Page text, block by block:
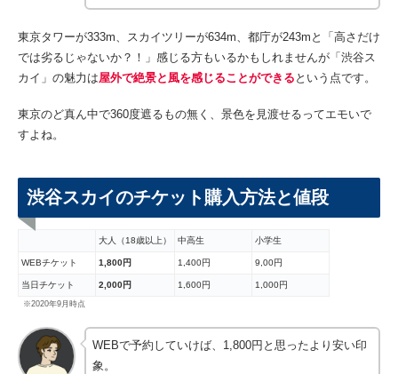
東京タワーが333m、スカイツリーが634m、都庁が243mと「高さだけ
では劣るじゃないか？！」感じる方もいるかもしれませんが「渋谷ス
カイ」の魅力は屋外で絶景と風を感じることができる という点です。
東京のど真ん中で360度遮るもの無く、景色を見渡せるってエモいで
すよね。
渋谷スカイのチケット購入方法と値段
大人（18歳以上） 中高生 小学生
WEBチケット 1,800円 1,400円 9,00円
当日チケット 2,000円 1,600円 1,000円
※2020年9月時点
WEBで予約していけば、1,800円と思ったより安い印
象。